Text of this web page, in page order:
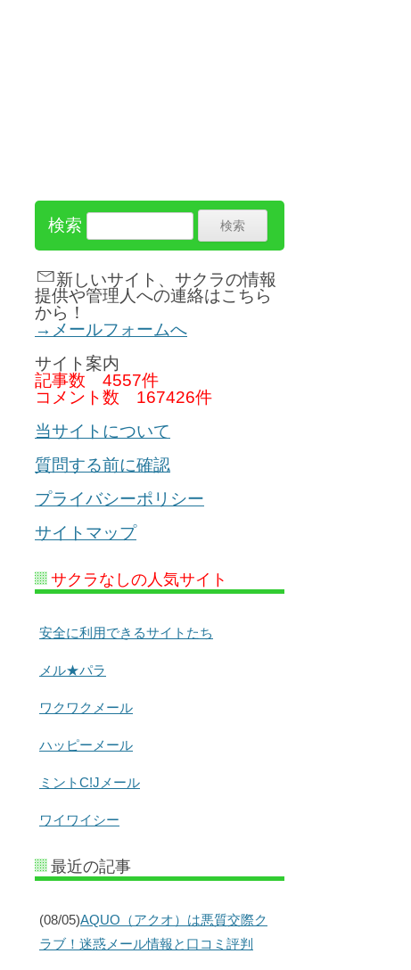
検索
新しいサイト、サクラの情報
提供や管理人への連絡はこちら
から！
→メールフォームへ
サイト案内
記事数 4557件
コメント数 167426件
当サイトについて
質問する前に確認
プライバシーポリシー
サイトマップ
サクラなしの人気サイト
安全に利用できるサイトたち
メル★パラ
ワクワクメール
ハッピーメール
ミントC!Jメール
ワイワイシー
最近の記事
(08/05)AQUO（アクオ）は悪質交際ク
ラブ！迷惑メール情報と口コミ評判